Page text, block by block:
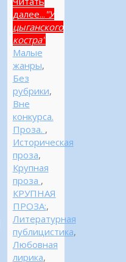
далее... "У
цыганского
костра"
Малые
жанры,
Без
рубрики,
Вне
конкурса.
Проза. ,
Историческая
проза,
Крупная
проза ,
КРУПНАЯ
ПРОЗА:,
Литературная
публицистика,
Любовная
лирика,